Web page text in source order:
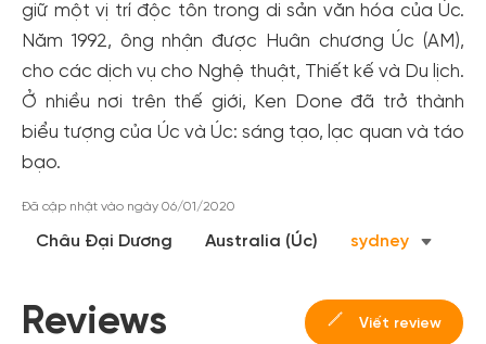
giữ một vị trí độc tôn trong di sản văn hóa của Úc.
Năm 1992, ông nhận được Huân chương Úc (AM),
cho các dịch vụ cho Nghệ thuật, Thiết kế và Du lịch.
Ở nhiều nơi trên thế giới, Ken Done đã trở thành
biểu tượng của Úc và Úc: sáng tạo, lạc quan và táo
bạo.
Đã cập nhật vào ngày 06/01/2020
Châu Đại Dương Australia (Úc) sydney
Reviews Viết review